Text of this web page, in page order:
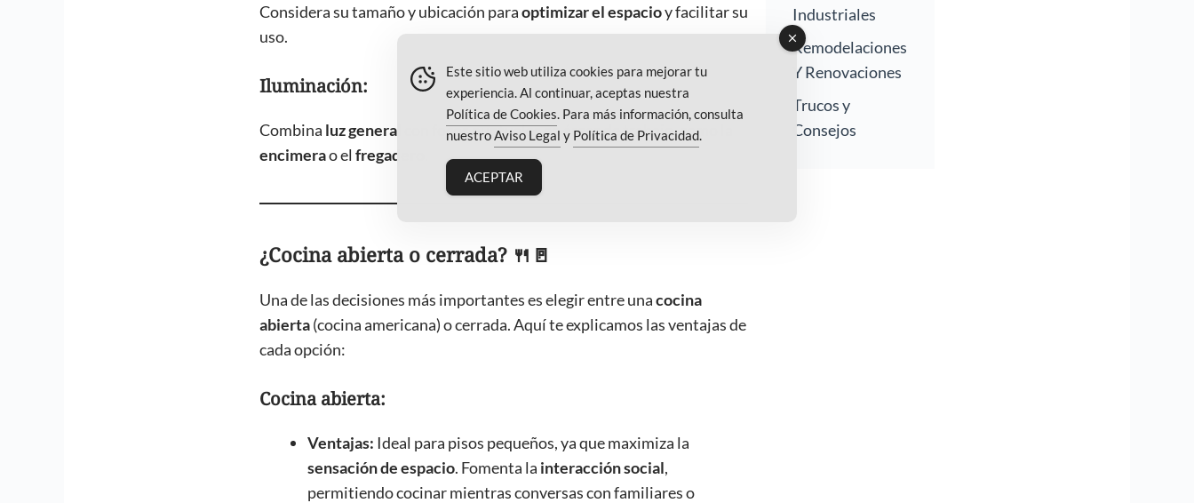
Considera su tamaño y ubicación paraoptimizar el espacioy facilitar su
uso.
Iluminación:
Combina luz general
con focos puntuales en áreas de trabajo, como la
encimerao el fregadero
¿Cocina abierta o cerrada? 🍴🚪
Una de las decisiones más importantes es elegir entre unacocina
abierta(cocina americana) o cerrada. Aquí te explicamos las ventajas de
cada opción:
Cocina abierta:
Ventajas: Ideal para pisos pequeños, ya que maximiza la
sensación de espacio. Fomenta la interacción social,
permitiendo cocinar mientras conversas con familiares o
Industriales
Remodelaciones
Y Renovaciones
Trucos y
Consejos
Este sitio web utiliza cookies para mejorar tu
experiencia. Al continuar, aceptas nuestra
Política de Cookies. Para más información, consulta
nuestroAviso Legal y Política de Privacidad.
ACEPTAR